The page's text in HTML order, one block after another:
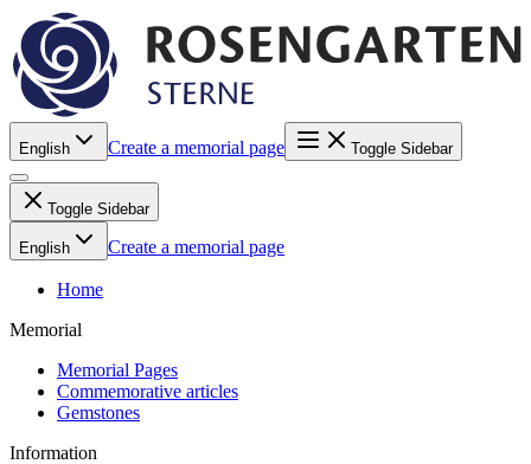
English Create a memorial page Toggle Sidebar
Toggle Sidebar
English Create a memorial page
Home
Memorial
Memorial Pages
Commemorative articles
Gemstones
Information